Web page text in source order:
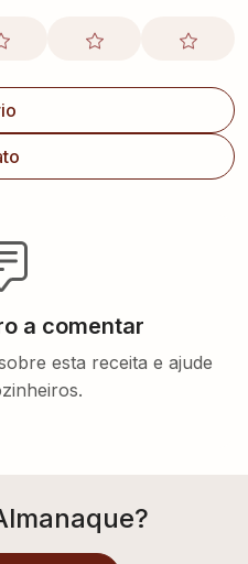
a comentar
esta receita e ajude